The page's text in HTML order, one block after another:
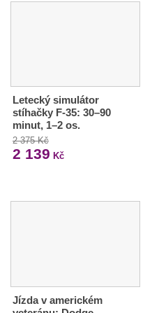
Letecký simulátor
stíhačky F-35: 30–90
minut, 1–2 os.
2 375 Kč
2 139 Kč
Jízda v americkém